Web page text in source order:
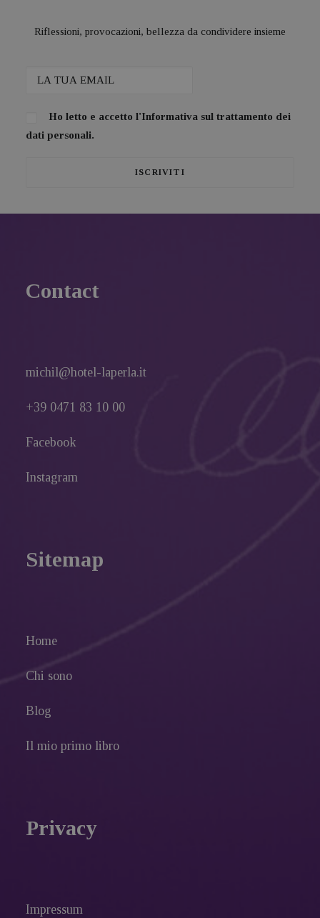
Riflessioni, provocazioni, bellezza da condividere insieme
Ho letto e accetto l'Informativa sul trattamento dei
dati personali.
Contact
michil@hotel-laperla.it
+39 0471 83 10 00
Facebook
Instagram
Sitemap
Home
Chi sono
Blog
Il mio primo libro
Privacy
Impressum